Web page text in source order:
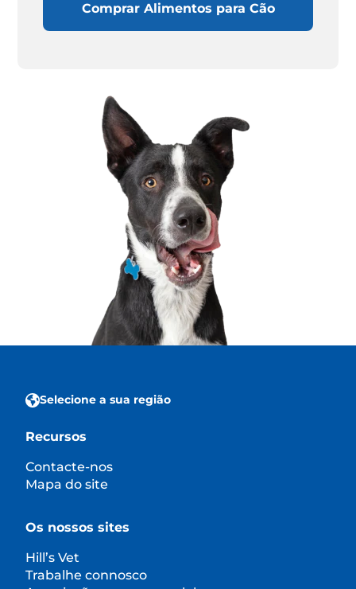
Comprar Alimentos para Cão
Selecione a sua região
Recursos
Contacte-nos
Mapa do site
Os nossos sites
Hill’s Vet
Trabalhe connosco